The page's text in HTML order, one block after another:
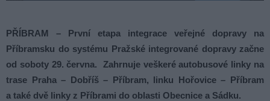
PŘÍBRAM – První etapa integrace veřejné dopravy na
Příbramsku do systému Pražské integrované dopravy začne
od soboty 29. června. Zahrnuje veškeré autobusové linky na
trase Praha – Dobříš – Příbram, linku Hořovice – Příbram
a také dvě linky z Příbrami do oblasti Obecnice a Sádku.